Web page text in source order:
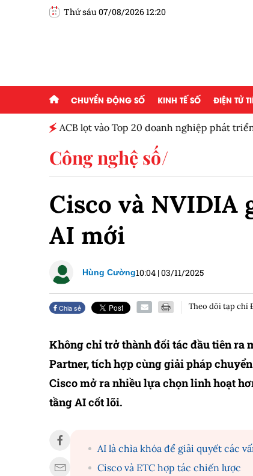
Thứ sáu 07/08/2026 12:20
CHUYỂN ĐỘNG SỐ KINH TẾ SỐ ĐIỆN TỬ
ACB lọt vào Top 20 doanh nghiệp phát
Công nghệ số
Cisco và
AI mới
Hùng Cường10:04 |03/11/2025
Chia sẻ Theo dõi tạp chí
Không chỉ trở thành đối tác đầu tiên ra
Partner, tích hợp cùng giải pháp
Cisco mở ra nhiều lựa chọn linh hoạt
tầng AI cốt lõi.
AI là chìa khóa để giải quyết các
Cisco và ETC hợp tác chiến lược